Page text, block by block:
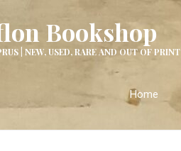
Bookshop
| NEW, USED, RARE AND OUT OF PRINT
Home